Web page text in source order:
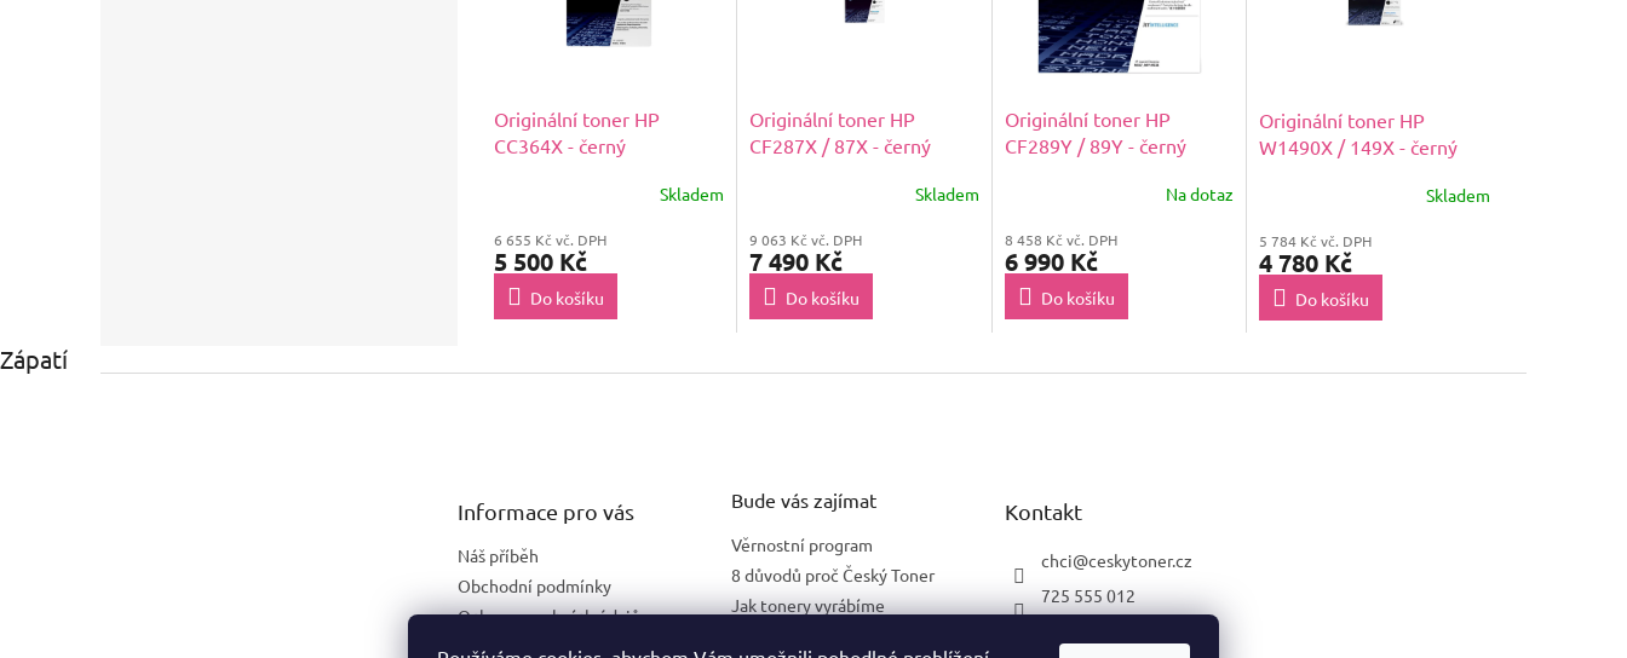
Originální toner HP
CC364X - černý
Skladem
6 655 Kč vč. DPH
5 500 Kč
Do košíku
Originální toner HP
CF287X / 87X - černý
Skladem
9 063 Kč vč. DPH
7 490 Kč
Do košíku
Originální toner HP
CF289Y / 89Y - černý
Na dotaz
8 458 Kč vč. DPH
6 990 Kč
Do košíku
Originální toner HP
W1490X / 149X - černý
Skladem
5 784 Kč vč. DPH
4 780 Kč
Do košíku
Zápatí
Informace pro vás
Náš příběh
Obchodní podmínky
Ochrana osobních údajů
Náhradní plnění pro firmy
Bude vás zajímat
Věrnostní program
8 důvodů proč Český Toner
Jak tonery vyrábíme
Kontakt
chci@ceskytoner.cz
725 555 012